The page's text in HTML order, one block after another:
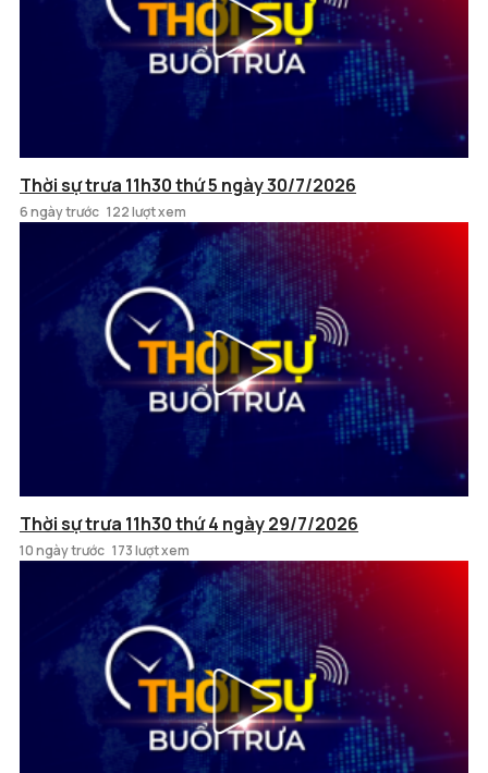
Thời sự trưa 11h30 thứ 5 ngày 30/7/2026
6 ngày trước 122 lượt xem
Thời sự trưa 11h30 thứ 4 ngày 29/7/2026
10 ngày trước 173 lượt xem